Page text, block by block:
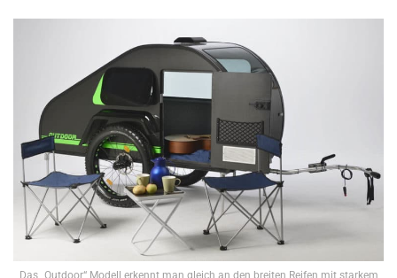
Das „Outdoor“ Modell erkennt man gleich an den breiten Reifen mit starkem